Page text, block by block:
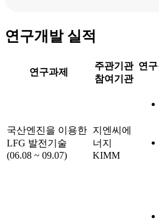
연구개발 실적
연구과제
주관기관
참여기관
연
국산엔진을 이용한
LFG 발전기술
(06.08 ~ 09.07)
지엔씨에
너지
KIMM